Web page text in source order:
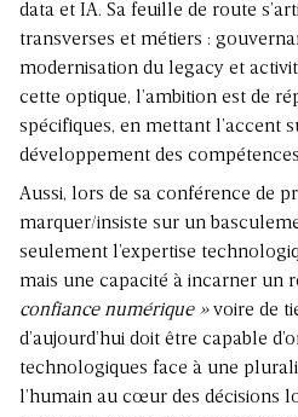
data et IA. Sa feuille de route
transverses et métiers :
modernisation du legacy et
cette optique, l’ambition est de
spécifiques, en mettant l’accent
développement des
Aussi, lors de sa conférence de
marquer/insiste sur un
seulement l’expertise
mais une capacité à incarner un
confiance numérique »voire de
d’aujourd’hui doit être capable
technologiques face à une
l’humain au cœur des décisions